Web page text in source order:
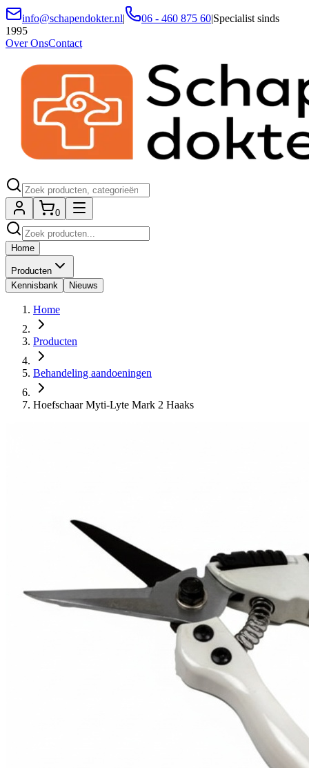
info@schapendokter.nl| 06 - 460 875 60|Specialist sinds
1995
Over OnsContact
0
Home
Producten
Kennisbank
Nieuws
Home
Producten
Behandeling aandoeningen
Hoefschaar Myti-Lyte Mark 2 Haaks